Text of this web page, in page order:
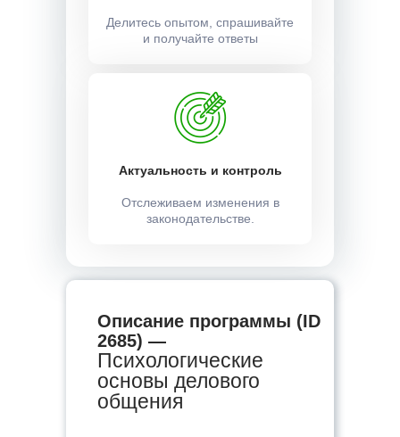
Делитесь опытом, спрашивайте
и получайте ответы
Актуальность и контроль
Отслеживаем изменения в
законодательстве.
Описание программы (ID
2685) —
Психологические
основы делового
общения